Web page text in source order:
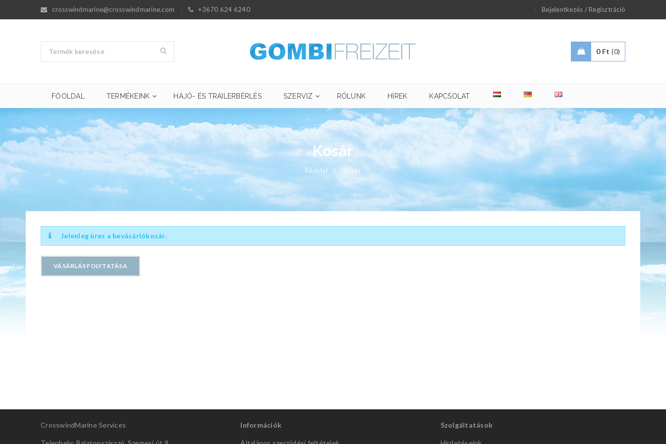
crosswindmarine@crosswindmarine.com +3670 624 6240 Bejelentkezés / Regisztráció
0 Ft 0
FŐOLDAL TERMÉKEINK HAJÓ- ÉS TRAILERBÉRLÉS SZERVIZ RÓLUNK HÍREK KAPCSOLAT
Kosár
Főoldal / Kosár
Jelenleg üres a bevásárlókosár.
VÁSÁRLÁS FOLYTATÁSA
CrosswindMarine Services Információk Szolgáltatások